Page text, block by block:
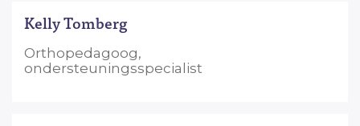
Kelly Tomberg
Orthopedagoog,
ondersteuningsspecialist